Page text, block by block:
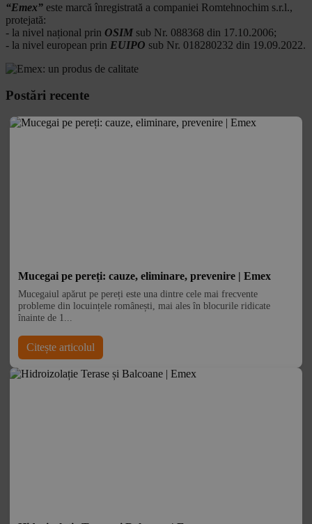
“Emex” este marcă înregistrată a companiei Romtehnochim s.r.l.,
protejată:
- la nivel național prin OSIMsub Nr. 088368 din 17.10.2006;
- la nivel european prin EUIPO sub Nr. 018280232 din 19.09.2022.
Postări recente
Mucegai pe pereți: cauze, eliminare, prevenire | Emex
Mucegaiul apărut pe pereți este una dintre cele mai frecvente
probleme din locuințele românești, mai ales în blocurile ridicate
înainte de 1...
Citește articolul